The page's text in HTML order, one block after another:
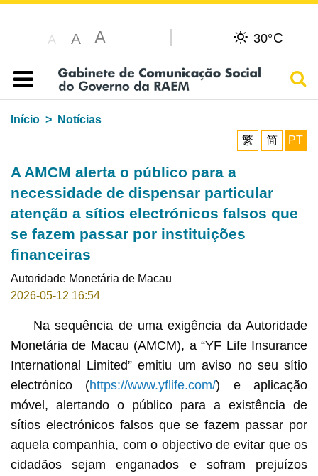
A A A 30°C
Índice
Início
Notícias
繁
简 PT
A AMCM alerta o público para a
necessidade de dispensar particular
atenção a sítios electrónicos falsos que
se fazem passar por instituições
financeiras
Autoridade Monetária de Macau
2026-05-12 16:54
Na sequência de uma exigência da Autoridade
Monetária de Macau (AMCM), a “YF Life Insurance
International Limited” emitiu um aviso no seu sítio
electrónico (https://www.yflife.com/) e aplicação
móvel, alertando o público para a existência de
sítios electrónicos falsos que se fazem passar por
aquela companhia, com o objectivo de evitar que os
cidadãos sejam enganados e sofram prejuízos